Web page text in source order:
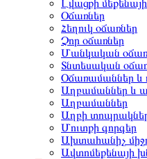
Լվացքի
Օճառներ
Հեղուկ օճառներ
Չոր օճառներ
Մանկական
Տնտեսական
Օճառամաններ և
Աղբամաններ և
Աղբամաններ
Աղբի
Մուտքի գորգեր
Ախտահանիչ
Ավտոմեքենայի